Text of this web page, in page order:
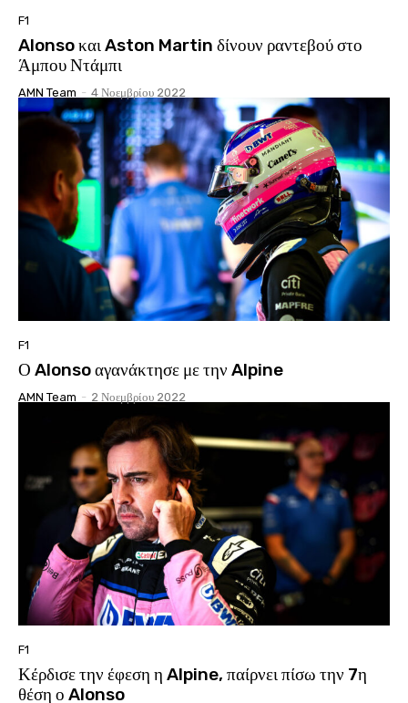
F1
Alonso και Aston Martin δίνουν ραντεβού στο
Άμπου Ντάμπι
AMN Team - 4 Νοεμβρίου 2022
F1
Ο Alonso αγανάκτησε με την Alpine
AMN Team - 2 Νοεμβρίου 2022
F1
Κέρδισε την έφεση η Alpine, παίρνει πίσω την 7η
θέση ο Alonso